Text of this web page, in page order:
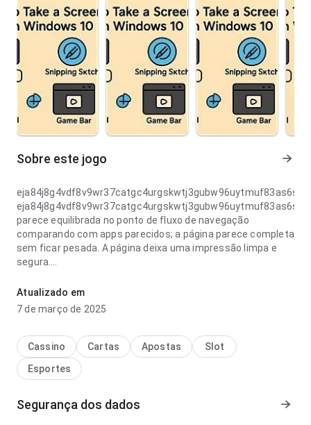
Sobre este jogo
parece equilibrada no ponto de fluxo de navegação
comparando com apps parecidos; a página parece completa
sem ficar pesada. A página deixa uma impressão limpa e
segura.
parece bem planejada no ponto de velocidade de
carregamento ao alternar detalhes; a estrutura deixa claro o
algo genérico.
Atualizado em
7 de março de 2025
Cassino Cartas Apostas
Slot
Esportes
Segurança dos dados